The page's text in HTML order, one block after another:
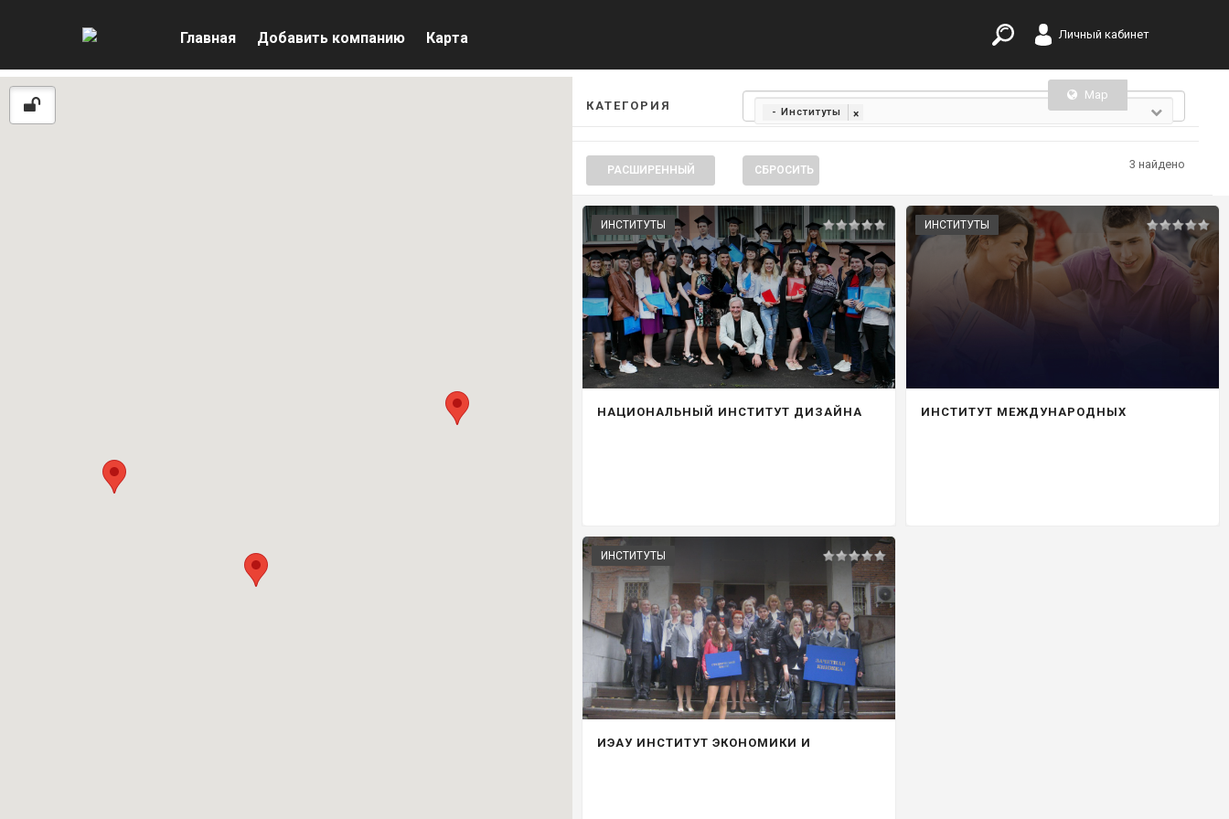
Главная Добавить компанию Карта Личный кабинет
Map
List
КАТЕГОРИЯ
- Институты ×
РАСШИРЕННЫЙ СБРОСИТЬ 3 найдено
ИНСТИТУТЫ
НАЦИОНАЛЬНЫЙ ИНСТИТУТ ДИЗАЙНА
ИНСТИТУТЫ
ИНСТИТУТ МЕЖДУНАРОДНЫХ
ИНСТИТУТЫ
ИЭАУ ИНСТИТУТ ЭКОНОМИКИ И